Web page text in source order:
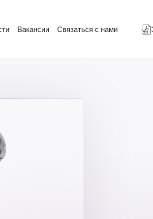
Вакансии Связаться с нами